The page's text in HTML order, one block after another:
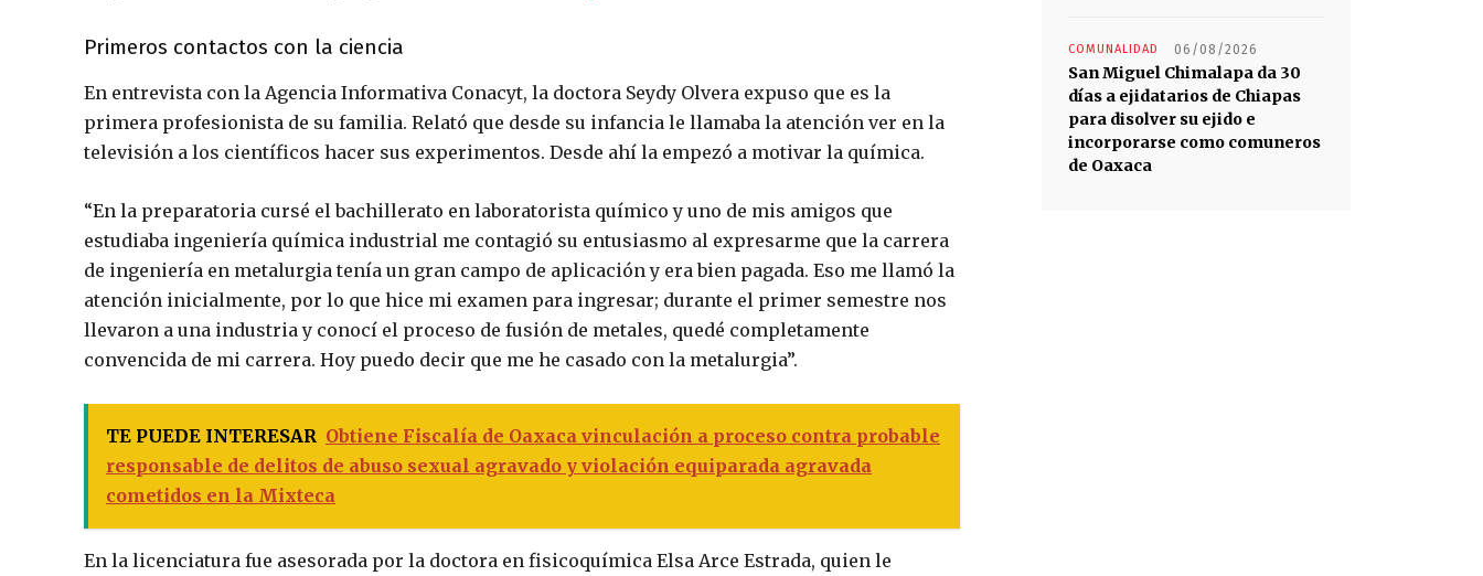
Primeros contactos con la ciencia
En entrevista con la Agencia Informativa Conacyt, la doctora Seydy Olvera expuso que es la
primera profesionista de su familia. Relató que desde su infancia le llamaba la atención ver en la
televisión a los científicos hacer sus experimentos. Desde ahí la empezó a motivar la química.
“En la preparatoria cursé el bachillerato en laboratorista químico y uno de mis amigos que
estudiaba ingeniería química industrial me contagió su entusiasmo al expresarme que la carrera
de ingeniería en metalurgia tenía un gran campo de aplicación y era bien pagada. Eso me llamó la
atención inicialmente, por lo que hice mi examen para ingresar; durante el primer semestre nos
llevaron a una industria y conocí el proceso de fusión de metales, quedé completamente
convencida de mi carrera. Hoy puedo decir que me he casado con la metalurgia”.
TE PUEDE INTERESAR Obtiene Fiscalía de Oaxaca vinculación a proceso contra probable
responsable de delitos de abuso sexual agravado y violación equiparada agravada
cometidos en la Mixteca
En la licenciatura fue asesorada por la doctora en fisicoquímica Elsa Arce Estrada, quien le
COMUNALIDAD 06/08/2026
San Miguel Chimalapa da 30
días a ejidatarios de Chiapas
para disolver su ejido e
incorporarse como comuneros
de Oaxaca